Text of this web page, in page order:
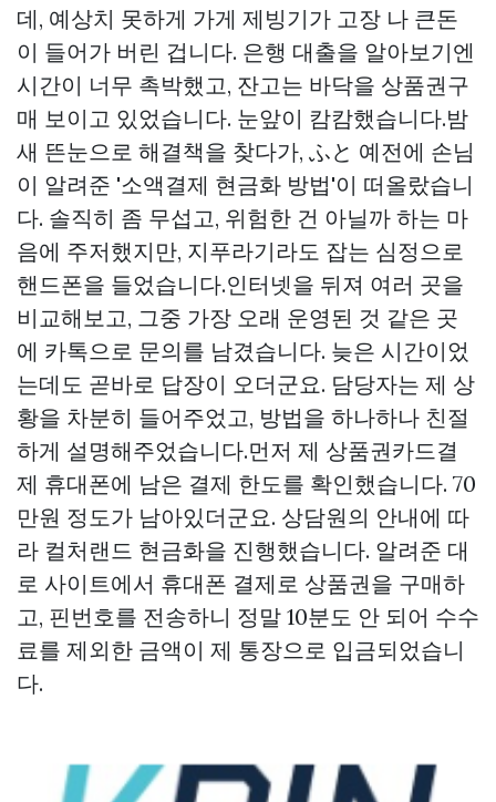
데, 예상치 못하게 가게 제빙기가 고장 나 큰돈
이 들어가 버린 겁니다. 은행 대출을 알아보기엔
시간이 너무 촉박했고, 잔고는 바닥을 상품권구
매 보이고 있었습니다. 눈앞이 캄캄했습니다.밤
새 뜬눈으로 해결책을 찾다가, ふと 예전에 손님
이 알려준 '소액결제 현금화 방법'이 떠올랐습니
다. 솔직히 좀 무섭고, 위험한 건 아닐까 하는 마
음에 주저했지만, 지푸라기라도 잡는 심정으로
핸드폰을 들었습니다.인터넷을 뒤져 여러 곳을
비교해보고, 그중 가장 오래 운영된 것 같은 곳
에 카톡으로 문의를 남겼습니다. 늦은 시간이었
는데도 곧바로 답장이 오더군요. 담당자는 제 상
황을 차분히 들어주었고, 방법을 하나하나 친절
하게 설명해주었습니다.먼저 제 상품권카드결
제 휴대폰에 남은 결제 한도를 확인했습니다. 70
만원 정도가 남아있더군요. 상담원의 안내에 따
라 컬처랜드 현금화을 진행했습니다. 알려준 대
로 사이트에서 휴대폰 결제로 상품권을 구매하
고, 핀번호를 전송하니 정말 10분도 안 되어 수수
료를 제외한 금액이 제 통장으로 입금되었습니
다.